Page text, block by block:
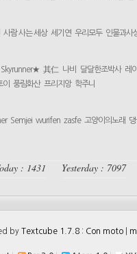
사람 사는 세상 세기연 우리모두 인물과사
Skyrunner★ 其仁 나비 달달한조박사 레
이 풍림화산 프리지앙 학주니
Semjei wurifen zasfe 고양이의노래
: 1431 Yesterday : 7097
by Textcube 1.7.8 : Con moto